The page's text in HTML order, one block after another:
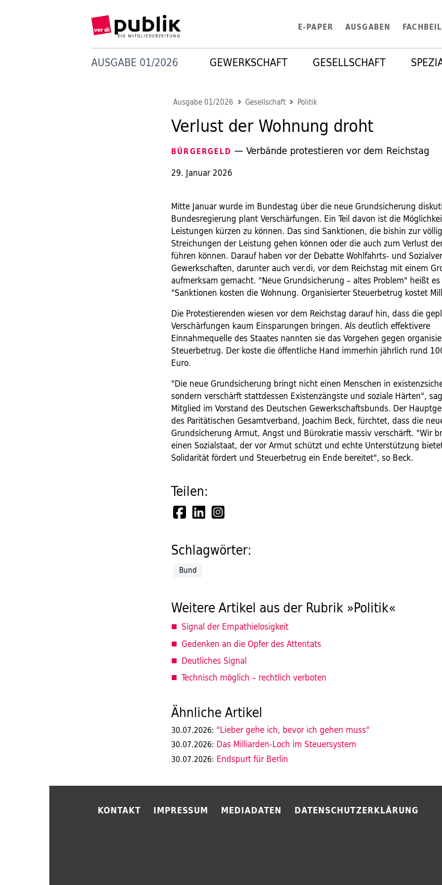
E-PAPER AUSGABEN
AUSGABE 01/2026 GEWERKSCHAFT GESELLSCHAFT
Ausgabe 01/2026 Gesellschaft Politik
Verlust der Wohnung droht
BÜRGERGELD — Verbände protestieren vor dem Reichstag
29. Januar 2026
Mitte Januar wurde im Bundestag über die neue Grundsicherung
Bundesregierung plant Verschärfungen. Ein Teil davon ist die
Leistungen kürzen zu können. Das sind Sanktionen, die bishin zur
Streichungen der Leistung gehen können oder die auch zum Verlust
führen können. Darauf haben vor der Debatte Wohlfahrts- und
Gewerkschaften, darunter auch ver.di, vor dem Reichstag mit einem
aufmerksam gemacht. "Neue Grundsicherung – altes Problem" heißt
"Sanktionen kosten die Wohnung. Organisierter Steuerbetrug kostet
Die Protestierenden wiesen vor dem Reichstag darauf hin, dass die
Verschärfungen kaum Einsparungen bringen. Als deutlich effektivere
Einnahmequelle des Staates nannten sie das Vorgehen gegen
Steuerbetrug. Der koste die öffentliche Hand immerhin jährlich rund
Euro.
"Die neue Grundsicherung bringt nicht einen Menschen in
sondern verschärft stattdessen Existenzängste und soziale Härten",
Mitglied im Vorstand des Deutschen Gewerkschaftsbunds. Der
des Paritätischen Gesamtverband, Joachim Beck, fürchtet, dass die
Grundsicherung Armut, Angst und Bürokratie massiv verschärft. "Wir
einen Sozialstaat, der vor Armut schützt und echte Unterstützung
Solidarität fördert und Steuerbetrug ein Ende bereitet", so Beck.
Teilen:
Schlagwörter:
Bund
Weitere Artikel aus der Rubrik »Politik«
Signal der Empathielosigkeit
Gedenken an die Opfer des Attentats
Deutliches Signal
Technisch möglich – rechtlich verboten
Ähnliche Artikel
30.07.2026: "Lieber gehe ich, bevor ich gehen muss"
30.07.2026: Das Milliarden-Loch im Steuersystem
30.07.2026: Endspurt für Berlin
KONTAKT IMPRESSUM MEDIADATEN DATENSCHUTZERKLÄRUNG